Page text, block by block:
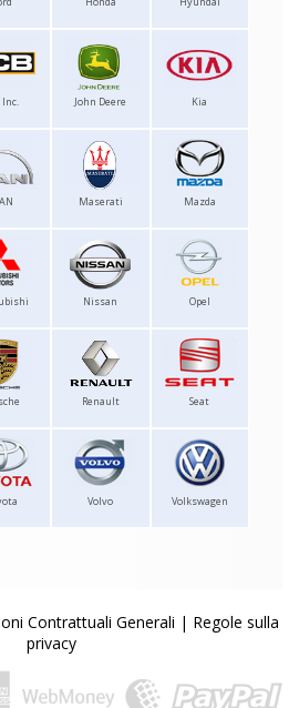
Inc. John Deere Kia
Maserati Mazda
Nissan Opel
Renault Seat
Volvo Volkswagen
Contrattuali Generali | Regole sulla
privacy